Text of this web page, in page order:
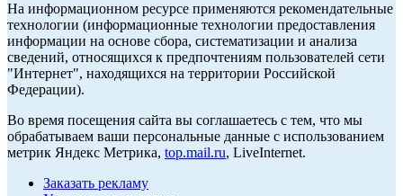
На информационном ресурсе применяются рекомендательные
технологии (информационные технологии предоставления
информации на основе сбора, систематизации и анализа
сведений, относящихся к предпочтениям пользователей сети
"Интернет", находящихся на территории Российской
Федерации).
Во время посещения сайта вы соглашаетесь с тем, что мы
обрабатываем ваши персональные данные с использованием
метрик Яндекс Метрика, top.mail.ru, LiveInternet.
Заказать рекламу